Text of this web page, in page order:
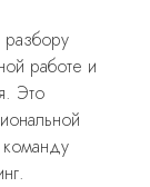
работе и
Это
команду